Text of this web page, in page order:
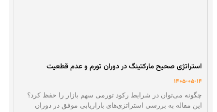
استراتژی صحیح مارکتینگ در دوران تورم و عدم قطعیت
1405-05-14
چگونه می‌توان در شرایط رکود تورمی سهم بازار را حفظ کرد؟
این مقاله به بررسی استراتژی‌های بازاریابی موفق در دوران